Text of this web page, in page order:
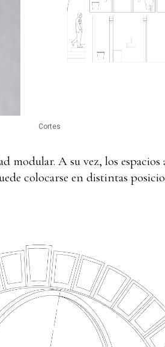
Cortes
A su vez, los espacios
colocarse en distintas